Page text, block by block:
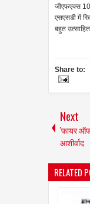
जीएफएक्स
एसएसडी में
बहुत
Share to:
Next
'फायर ऑफ
आशीर्वाद
RELATED